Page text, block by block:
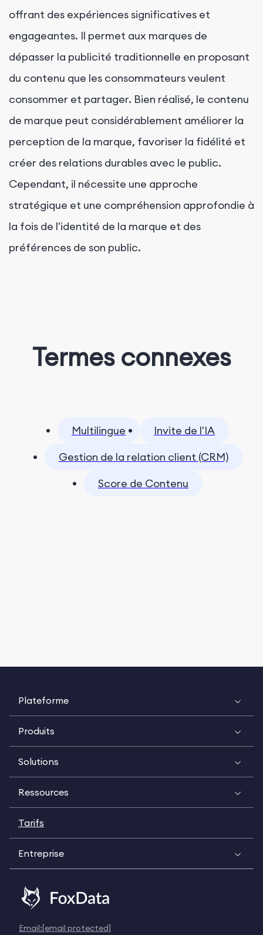
offrant des expériences significatives et
engageantes. Il permet aux marques de
dépasser la publicité traditionnelle en proposant
du contenu que les consommateurs veulent
consommer et partager. Bien réalisé, le contenu
de marque peut considérablement améliorer la
perception de la marque, favoriser la fidélité et
créer des relations durables avec le public.
Cependant, il nécessite une approche
stratégique et une compréhension approfondie à
la fois de l'identité de la marque et des
préférences de son public.
Termes connexes
Multilingue
Invite de l'IA
Gestion de la relation client (CRM)
Score de Contenu
Plateforme
Produits
Solutions
Ressources
Tarifs
Entreprise
Email:[email protected]